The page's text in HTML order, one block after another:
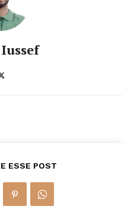
ESSE POST